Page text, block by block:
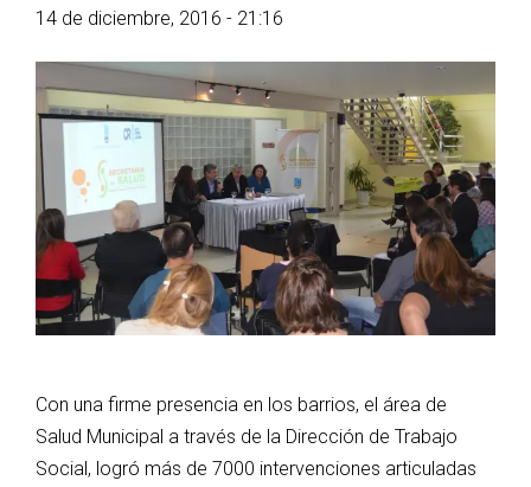
14 de diciembre, 2016 - 21:16
Con una firme presencia en los barrios, el área de
Salud Municipal a través de la Dirección de Trabajo
Social, logró más de 7000 intervenciones articuladas